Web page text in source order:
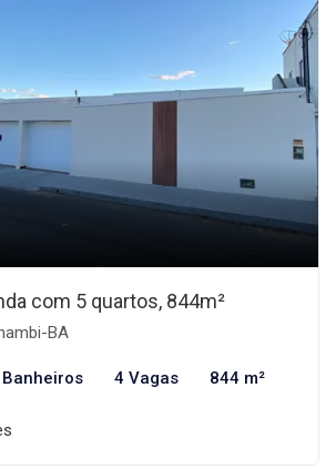
com 5 quartos, 844m²
BA
Banheiros 4 Vagas 844 m²